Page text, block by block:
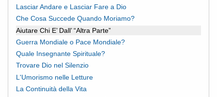
Lasciar Andare e Lasciar Fare a Dio
Che Cosa Succede Quando Moriamo?
Aiutare Chi E’ Dall’ “Altra Parte”
Guerra Mondiale o Pace Mondiale?
Quale Insegnante Spirituale?
Trovare Dio nel Silenzio
L'Umorismo nelle Letture
La Continuità della Vita